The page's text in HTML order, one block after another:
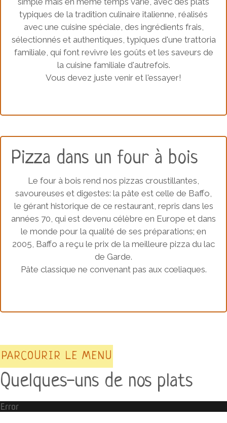
typiques de la tradition culinaire italienne, réalisés
avec une cuisine spéciale, des ingrédients frais,
sélectionnés et authentiques, typiques d'une trattoria
familiale, qui font revivre les goûts et les saveurs de
la cuisine familiale d'autrefois.
Vous devez juste venir et l'essayer!
Pizza dans un four à bois
Le four à bois rend nos pizzas croustillantes,
savoureuses et digestes: la pâte est celle de Baffo,
le gérant historique de ce restaurant, repris dans les
années 70, qui est devenu célèbre en Europe et dans
le monde pour la qualité de ses préparations; en
2005, Baffo a reçu le prix de la meilleure pizza du lac
de Garde.
Pâte classique ne convenant pas aux cœliaques.
PARCOURIR LE MENU
Quelques-uns de nos plats
Error